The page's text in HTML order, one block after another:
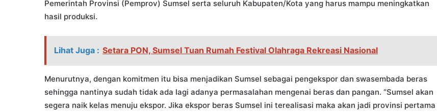
Pemerintah Provinsi (Pemprov) Sumsel serta seluruh Kabupaten/Kota yang harus mampu meningkatkan
hasil produksi.
Lihat Juga : Setara PON, Sumsel Tuan Rumah Festival Olahraga Rekreasi Nasional
Menurutnya, dengan komitmen itu bisa menjadikan Sumsel sebagai pengekspor dan swasembada beras
sehingga nantinya sudah tidak ada lagi adanya permasalahan mengenai beras dan pangan. “Sumsel akan
segera naik kelas menuju ekspor. Jika ekspor beras Sumsel ini terealisasi maka akan jadi provinsi pertama